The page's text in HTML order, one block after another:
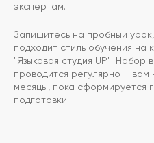
экспертам.
Запишитесь на пробный
подходит стиль обучения на
"Языковая студия UP". Набор
проводится регулярно – вам
месяцы, пока сформируется
подготовки.